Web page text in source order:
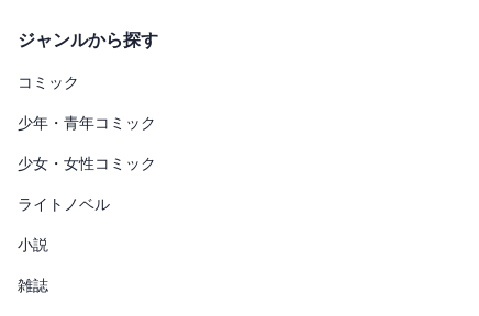
ジャンルから探す
コミック
少年・青年コミック
少女・女性コミック
ライトノベル
小説
雑誌